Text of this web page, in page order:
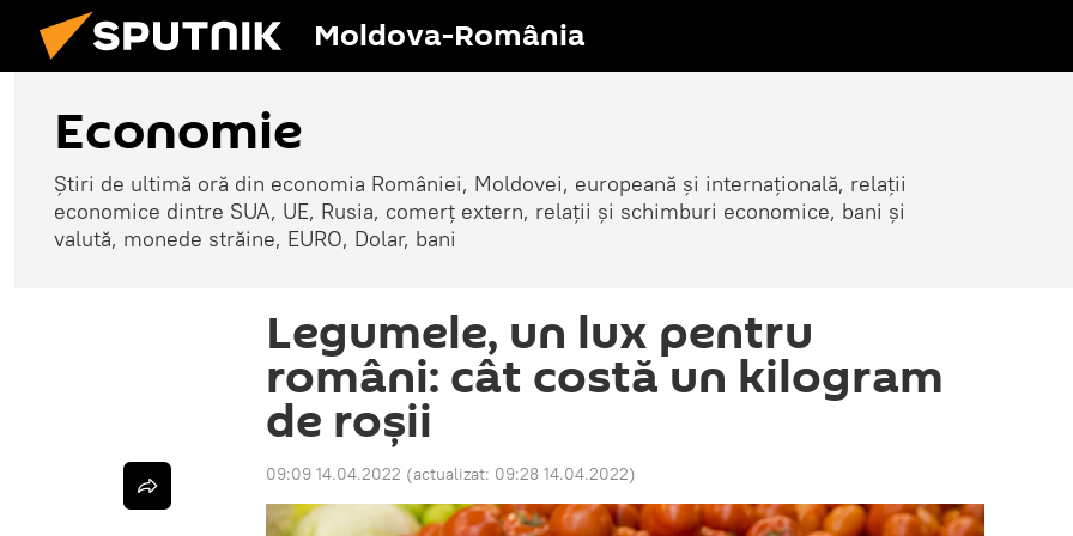
Moldova-România
Economie
Știri de ultimă oră din economia României, Moldovei, europeană și internațională, relații
economice dintre SUA, UE, Rusia, comerț extern, relații și schimburi economice, bani și
valută, monede străine, EURO, Dolar, bani
Legumele, un lux pentru
români: cât costă un kilogram
de roșii
09:09 14.04.2022 (actualizat: 09:28 14.04.2022)